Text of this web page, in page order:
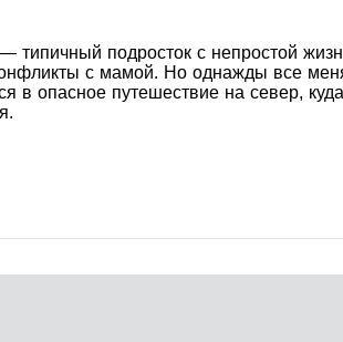
типичный подросток с непростой
с мамой. Но однажды все
в опасное путешествие на север,